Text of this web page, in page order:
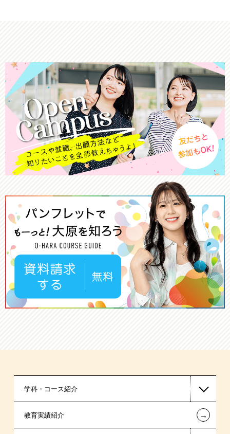
学科・コース紹介
国家公務員・地方公務員系
教育実績紹介 ←